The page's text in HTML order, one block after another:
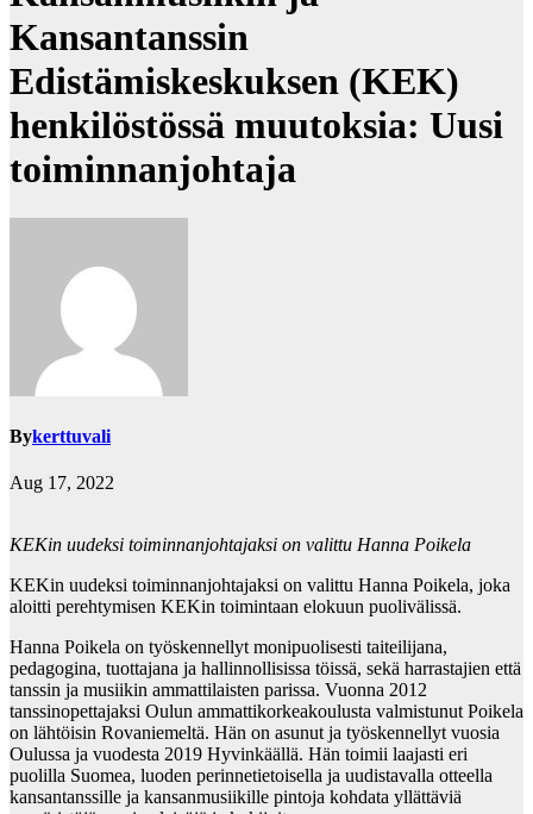
Kansantanssin
Edistämiskeskuksen (KEK)
henkilöstössä muutoksia: Uusi
toiminnanjohtaja
Bykerttuvali
Aug 17, 2022
KEKin uudeksi toiminnanjohtajaksi on valittu Hanna Poikela
KEKin uudeksi toiminnanjohtajaksi on valittu Hanna Poikela, joka
aloitti perehtymisen KEKin toimintaan elokuun puolivälissä.
Hanna Poikela on työskennellyt monipuolisesti taiteilijana,
pedagogina, tuottajana ja hallinnollisissa töissä, sekä harrastajien että
tanssin ja musiikin ammattilaisten parissa. Vuonna 2012
tanssinopettajaksi Oulun ammattikorkeakoulusta valmistunut Poikela
on lähtöisin Rovaniemeltä. Hän on asunut ja työskennellyt vuosia
Oulussa ja vuodesta 2019 Hyvinkäällä. Hän toimii laajasti eri
puolilla Suomea, luoden perinnetietoisella ja uudistavalla otteella
kansantanssille ja kansanmusiikille pintoja kohdata yllättäviä